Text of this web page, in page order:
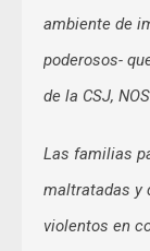
ambiente de
poderosos-
de la CSJ,
Las familias
maltratadas y
violentos en